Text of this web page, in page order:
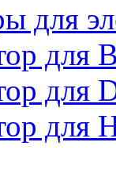
для
для
для
для